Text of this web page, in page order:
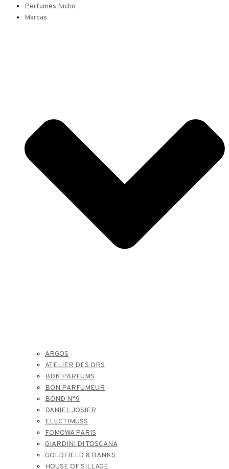
Perfumes Nicho
Marcas
ARGOS
ATELIER DES ORS
BDK PARFUMS
BON PARFUMEUR
BOND N°9
DANIEL JOSIER
ELECTIMUSS
FOMOWA PARIS
GIARDINI DI TOSCANA
GOLDFIELD & BANKS
HOUSE OF SILLAGE